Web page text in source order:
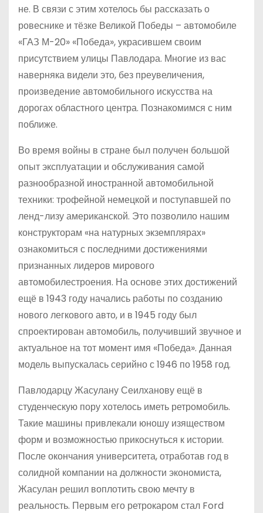
не. В связи с этим хотелось бы рассказать о
ровеснике и тёзке Великой Победы – автомобиле
«ГАЗ М-20» «Победа», украсившем своим
присутствием улицы Павлодара. Многие из вас
наверняка видели это, без преувеличения,
произведение автомобильного искусства на
дорогах областного центра. Познакомимся с ним
поближе.
Во время войны в стране был получен большой
опыт эксплуатации и обслуживания самой
разнообразной иностранной автомобильной
техники: трофейной немецкой и поступавшей по
ленд-лизу американской. Это позволило нашим
конструкторам «на натурных экземплярах»
ознакомиться с последними достижениями
признанных лидеров мирового
автомобилестроения. На основе этих достижений
ещё в 1943 году начались работы по созданию
нового легкового авто, и в 1945 году был
спроектирован автомобиль, получивший звучное и
актуальное на тот момент имя «Победа». Данная
модель выпускалась серийно с 1946 по 1958 год.
Павлодарцу Жасулану Сеилханову ещё в
студенческую пору хотелось иметь ретромобиль.
Такие машины привлекали юношу изяществом
форм и возможностью прикоснуться к истории.
После окончания университета, отработав год в
солидной компании на должности экономиста,
Жасулан решил воплотить свою мечту в
реальность. Первым его ретрокаром стал Ford